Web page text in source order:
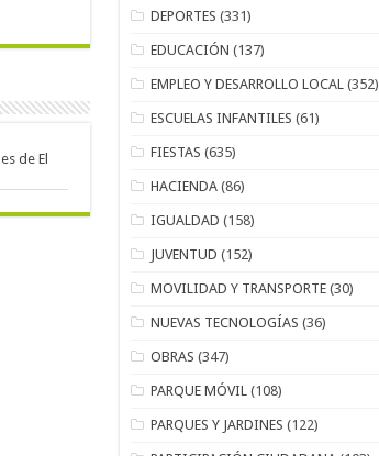
de El
DEPORTES (331)
EDUCACIÓN (137)
EMPLEO Y DESARROLLO LOCAL (352)
ESCUELAS INFANTILES (61)
FIESTAS (635)
HACIENDA (86)
IGUALDAD (158)
JUVENTUD (152)
MOVILIDAD Y TRANSPORTE (30)
NUEVAS TECNOLOGÍAS (36)
OBRAS (347)
PARQUE MÓVIL (108)
PARQUES Y JARDINES (122)